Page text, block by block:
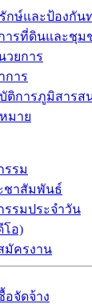
กษ์และป้องกัน
ารที่ดินและชุ
วยการ
การ
ติการภูมิสารสน
มาย
รรม
ชาสัมพันธ์
รรมประจำวัน
โอ)
มัครงาน
อจัดจ้าง